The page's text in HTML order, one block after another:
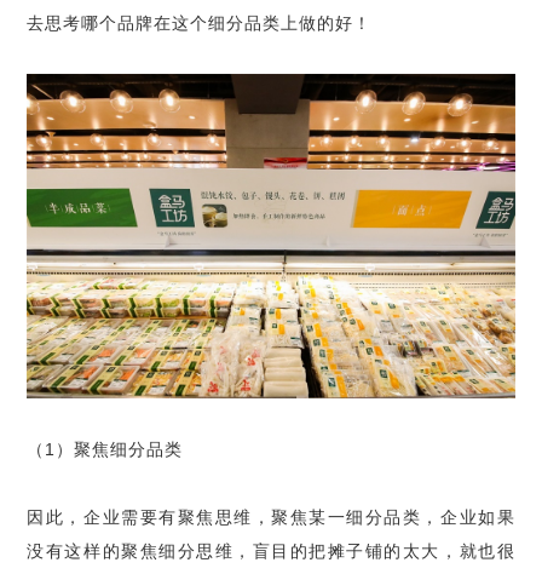
去思考哪个品牌在这个细分品类上做的好！
（1）聚焦细分品类
因此，企业需要有聚焦思维，聚焦某一细分品类，企业如果
没有这样的聚焦细分思维，盲目的把摊子铺的太大，就也很